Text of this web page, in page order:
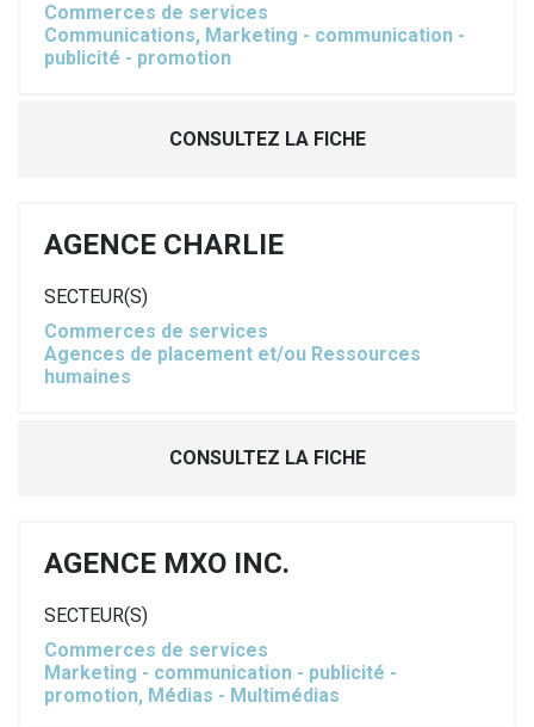
Commerces de services
Communications, Marketing - communication -
publicité - promotion
CONSULTEZ LA FICHE
AGENCE CHARLIE
SECTEUR(S)
Commerces de services
Agences de placement et/ou Ressources
humaines
CONSULTEZ LA FICHE
AGENCE MXO INC.
SECTEUR(S)
Commerces de services
Marketing - communication - publicité -
promotion, Médias - Multimédias